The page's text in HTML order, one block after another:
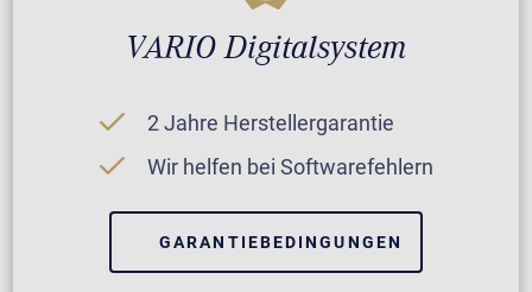
VARIO Digitalsystem
2 Jahre Herstellergarantie
Wir helfen bei Softwarefehlern
GARANTIEBEDINGUNGEN